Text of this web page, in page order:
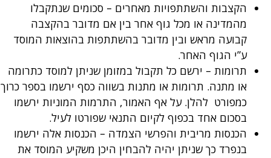
הקצבות והשתתפויות מאחרים – סכומים שנתקבלו
מהמדינה או מכל גוף אחר בין אם מדובר בהקצבה
קבועה מראש ובין מדובר בהשתתפות בהוצאות המוסד
ע”י הגוף האחר.
תרומות – ירשם כל תקבול במזומן שניתן למוסד כתרומה
או מתנה. תרומות או מתנות בשווה כסף ירשמו בספר כרוך
כמפורט להלן. על אף האמור, התרמות המוניות ירשמו
בסכום אחד בכפוף לקיום התנאי שפורטו לעיל.
הכנסות מריבית והפרשי הצמדה – הכנסות אלה ירשמו
בנפרד כך שניתן יהיה להבחין היכן משקיע המוסד את